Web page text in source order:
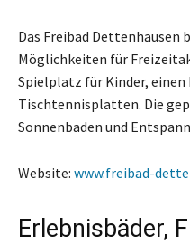
Das Freibad Dettenhausen
Möglichkeiten für
Spielplatz für Kinder,
Tischtennisplatten. Die
Sonnenbaden und
Website: www.freibad-
Erlebnisbäder,